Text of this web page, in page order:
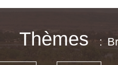
Thèmes